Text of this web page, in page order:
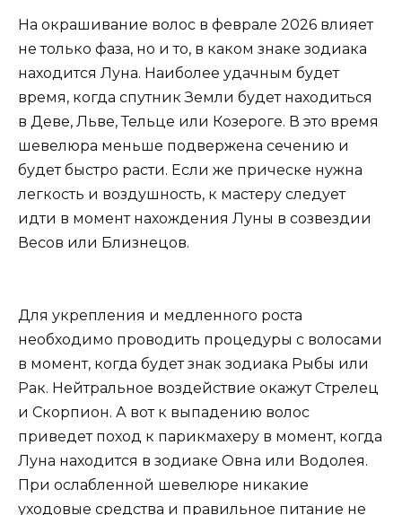
На окрашивание волос в феврале 2026 влияет
не только фаза, но и то, в каком знаке зодиака
находится Луна. Наиболее удачным будет
время, когда спутник Земли будет находиться
в Деве, Льве, Тельце или Козероге. В это время
шевелюра меньше подвержена сечению и
будет быстро расти. Если же прическе нужна
легкость и воздушность, к мастеру следует
идти в момент нахождения Луны в созвездии
Весов или Близнецов.
Для укрепления и медленного роста
необходимо проводить процедуры с волосами
в момент, когда будет знак зодиака Рыбы или
Рак. Нейтральное воздействие окажут Стрелец
и Скорпион. А вот к выпадению волос
приведет поход к парикмахеру в момент, когда
Луна находится в зодиаке Овна или Водолея.
При ослабленной шевелюре никакие
уходовые средства и правильное питание не